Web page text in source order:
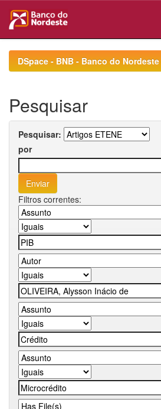
navigationDSpace - BNB - Banco do
Pesquisar
Pesquisar:
por
Filtros correntes: